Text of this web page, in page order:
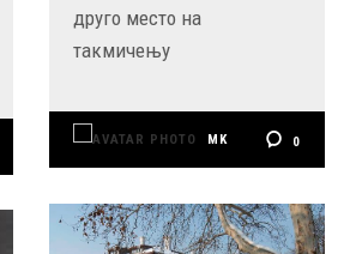
друго место на
такмичењу
MK 0